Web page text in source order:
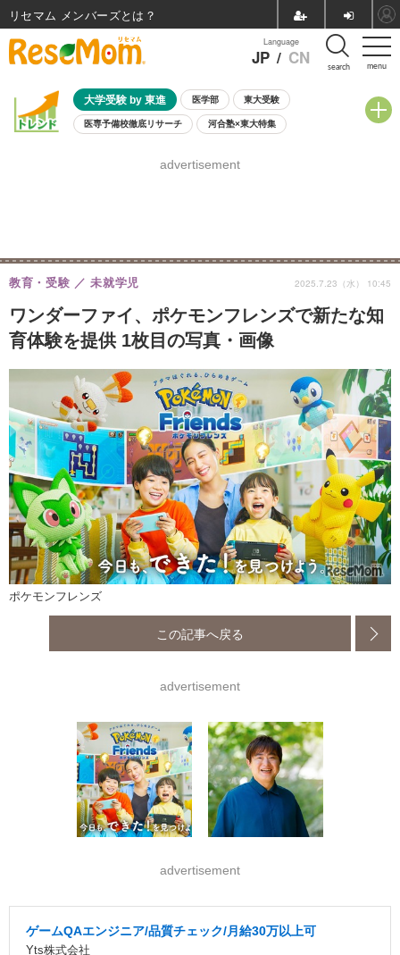
menu
Language
JP / CN search
大学受験 by 東進 医学部 東大受験
医専予備校徹底リサーチ 河合塾×東大特集
8月開催学校説明会・相談会
advertisement
ワンダーファイ、ポケモンフレンズで新たな知
育体験を提供 1枚目の写真・画像
教育・受験 未就学児 2025.7.23（水） 10:45
ポケモンフレンズ
この記事へ戻る
advertisement
advertisement
ゲームQAエンジニア/品質チェック/月給30万以上可
Yts株式会社
リセマム メンバーズ